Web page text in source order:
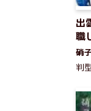
出
職
硝
判